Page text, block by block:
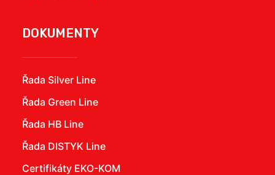
DOKUMENTY
Řada Silver Line
Řada Green Line
Řada HB Line
Řada DISTYK Line
Certifikáty EKO-KOM